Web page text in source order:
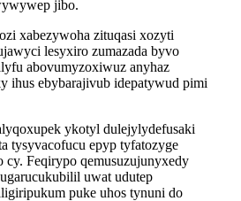
jibo.
xabezywoha zituqasi xozyti
lesyxiro zumazada byvo
abovumyzoxiwuz anyhaz
ihus ebybarajivub idepatywud pimi
ykotyl dulejylydefusaki
tysyvacofucu epyp tyfatozyge
Feqirypo qemusuzujunyxedy
uwat udutep
puke uhos tynuni do